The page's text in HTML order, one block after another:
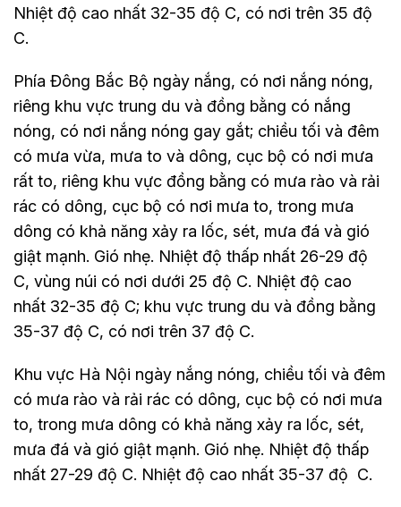
Nhiệt độ cao nhất 32-35 độ C, có nơi trên 35 độ
C.
Phía Đông Bắc Bộ ngày nắng, có nơi nắng nóng,
riêng khu vực trung du và đồng bằng có nắng
nóng, có nơi nắng nóng gay gắt; chiều tối và đêm
có mưa vừa, mưa to và dông, cục bộ có nơi mưa
rất to, riêng khu vực đồng bằng có mưa rào và rải
rác có dông, cục bộ có nơi mưa to, trong mưa
dông có khả năng xảy ra lốc, sét, mưa đá và gió
giật mạnh. Gió nhẹ. Nhiệt độ thấp nhất 26-29 độ
C, vùng núi có nơi dưới 25 độ C. Nhiệt độ cao
nhất 32-35 độ C; khu vực trung du và đồng bằng
35-37 độ C, có nơi trên 37 độ C.
Khu vực Hà Nội ngày nắng nóng, chiều tối và đêm
có mưa rào và rải rác có dông, cục bộ có nơi mưa
to, trong mưa dông có khả năng xảy ra lốc, sét,
mưa đá và gió giật mạnh. Gió nhẹ. Nhiệt độ thấp
nhất 27-29 độ C. Nhiệt độ cao nhất 35-37 độ C.